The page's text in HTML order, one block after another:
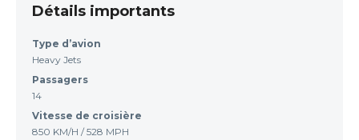
Détails importants
Type d’avion
Heavy Jets
Passagers
14
Vitesse de croisière
850 KM/H / 528 MPH